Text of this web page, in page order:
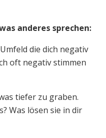
anderes sprechen:
die dich negativ
oft negativ stimmen
tiefer zu graben.
Was lösen sie in dir